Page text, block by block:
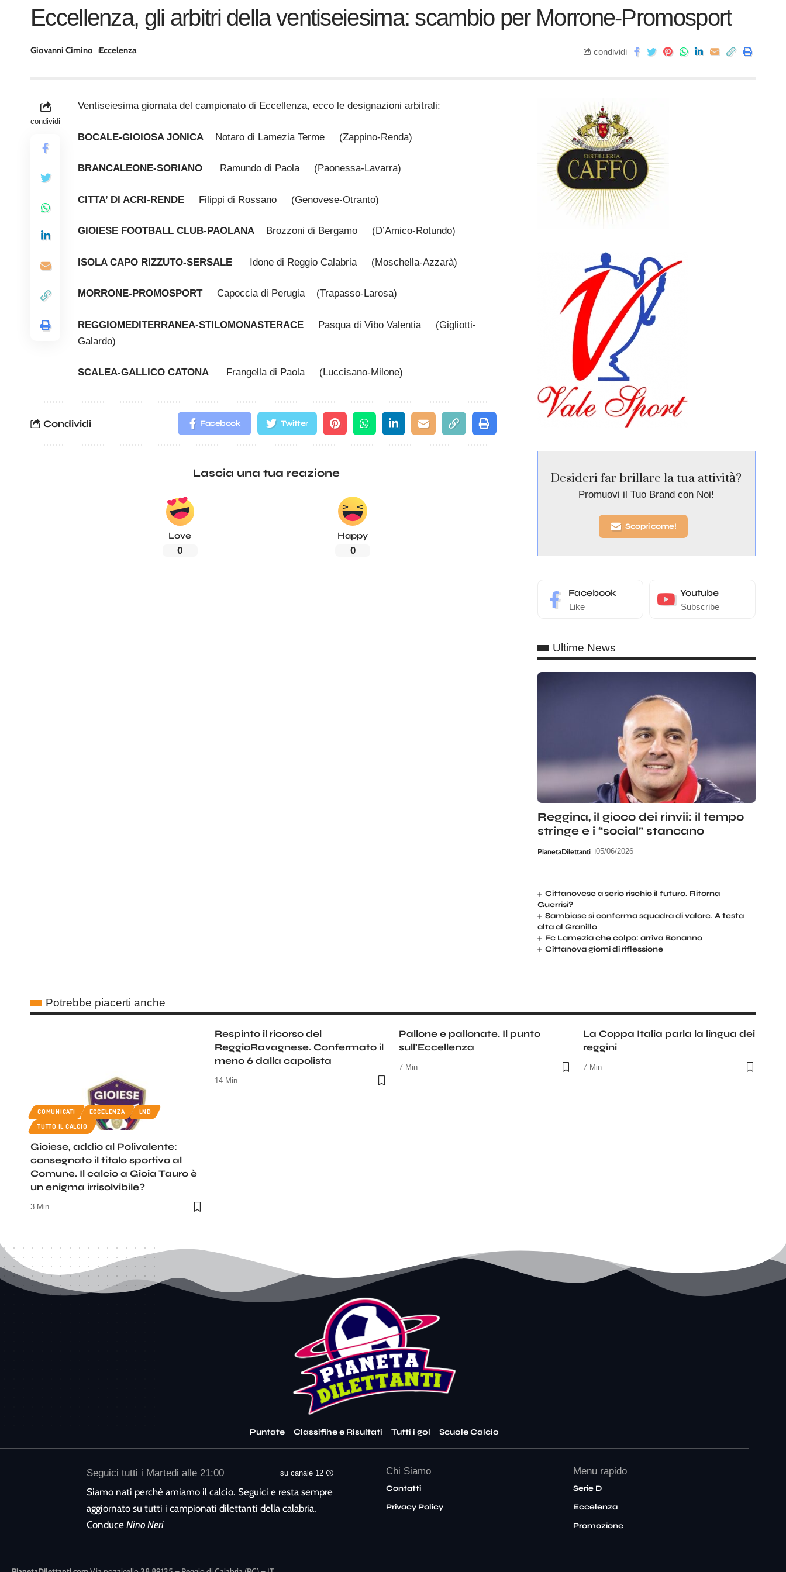
Eccellenza, gli arbitri della ventiseiesima: scambio per Morrone-Promosport
Giovanni Cimino Eccelenza condividi
condividi
Ventiseiesima giornata del campionato di Eccellenza, ecco le designazioni arbitrali:
BOCALE-GIOIOSA JONICA Notaro di Lamezia Terme (Zappino-Renda)
BRANCALEONE-SORIANO Ramundo di Paola (Paonessa-Lavarra)
CITTA’ DI ACRI-RENDE Filippi di Rossano (Genovese-Otranto)
GIOIESE FOOTBALL CLUB-PAOLANA Brozzoni di Bergamo (D’Amico-Rotundo)
ISOLA CAPO RIZZUTO-SERSALE Idone di Reggio Calabria (Moschella-Azzarà)
MORRONE-PROMOSPORTCapoccia di Perugia (Trapasso-Larosa)
REGGIOMEDITERRANEA-STILOMONASTERACE
Pasqua di Vibo Valentia (Gigliotti-
Galardo)
SCALEA-GALLICO CATONA Frangella di Paola (Luccisano-Milone)
Condividi Facebook Twitter
Lascia una tua reazione
Love
0
Happy
0
Desideri far brillare la tua attività?
Promuovi il Tuo Brand con Noi!
Scopri come!
Facebook
Like
Youtube
Subscribe
Ultime News
Reggina, il gioco dei rinvii: il tempo
stringe e i “social” stancano
PianetaDilettanti 05/06/2026
Cittanovese a serio rischio il futuro. Ritorna
Guerrisi?
Sambiase si conferma squadra di valore. A testa
alta al Granillo
Fc Lamezia che colpo: arriva Bonanno
Cittanova giorni di riflessione
Potrebbe piacerti anche
COMUNICATI ECCELENZA
LND
TUTTO IL CALCIO
Gioiese, addio al Polivalente:
consegnato il titolo sportivo al
Comune. Il calcio a Gioia Tauro è
un enigma irrisolvibile?
3 Min
Respinto il ricorso del
ReggioRavagnese. Confermato il
meno 6 dalla capolista
14 Min
Pallone e pallonate. Il punto
sull’Eccellenza
7 Min
La Coppa Italia parla la lingua dei
reggini
7 Min
Puntate Classifihe e Risultati Tutti i gol Scuole Calcio
Seguici tutti i Martedi alle 21:00 su canale 12
Siamo nati perchè amiamo il calcio. Seguici e resta sempre
aggiornato su tutti i campionati dilettanti della calabria.
Conduce Nino Neri
Chi Siamo
Contatti
Privacy Policy
Menu rapido
Serie D
Eccelenza
Promozione